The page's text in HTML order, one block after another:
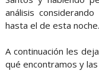
análisis
hasta el de esta noche.
A continuación les
qué encontramos y